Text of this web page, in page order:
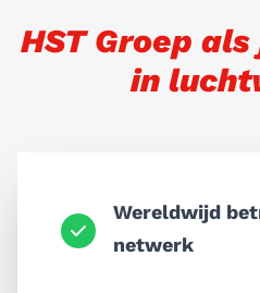
HST Groep
in
Wereldwijd
netwerk